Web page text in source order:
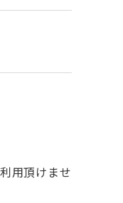
用頂けませ